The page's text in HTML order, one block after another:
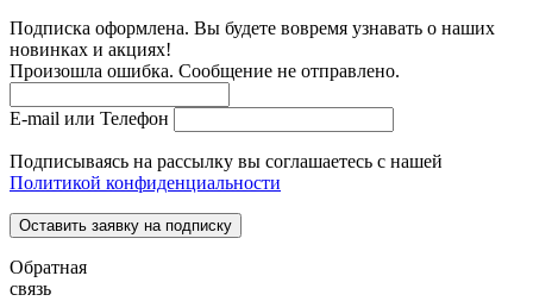
Подписка оформлена. Вы будете вовремя узнавать о наших
новинках и акциях!
Произошла ошибка. Сообщение не отправлено.
E-mail или Телефон
Подписываясь на рассылку вы соглашаетесь с нашей
Политикой конфиденциальности
Оставить заявку на подписку
Обратная
связь